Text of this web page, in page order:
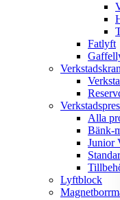
Fatlyft
Alla
Bänk-
Junior
Lyftblock